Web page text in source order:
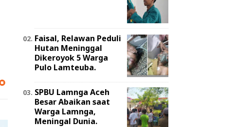
Faisal, Relawan Peduli
Hutan Meninggal
Dikeroyok 5 Warga
Pulo Lamteuba.
SPBU Lamnga Aceh
Besar Abaikan saat
Warga Lamnga,
Meningal Dunia.